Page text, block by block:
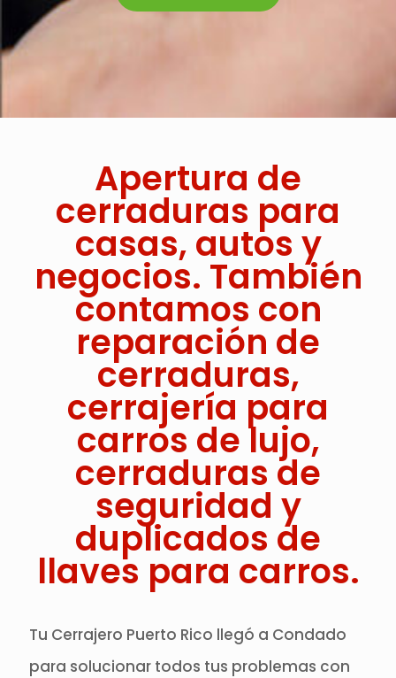
Apertura de
cerraduras para
casas, autos y
negocios. También
contamos con
reparación de
cerraduras,
cerrajería para
carros de lujo,
cerraduras de
seguridad y
duplicados de
llaves para carros.
Tu Cerrajero Puerto Rico llegó a Condado
para solucionar todos tus problemas con